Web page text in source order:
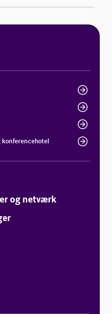
konferencehotel
og netværk